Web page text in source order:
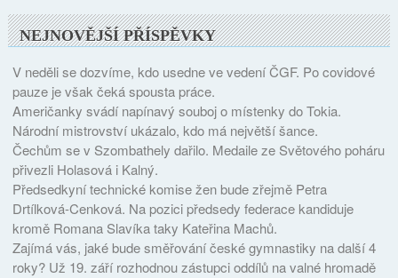
NEJNOVĚJŠÍ PŘÍSPĚVKY
V neděli se dozvíme, kdo usedne ve vedení ČGF. Po covidové
pauze je však čeká spousta práce.
Američanky svádí napínavý souboj o místenky do Tokia.
Národní mistrovství ukázalo, kdo má největší šance.
Čechům se v Szombathely dařilo. Medaile ze Světového poháru
přivezli Holasová i Kalný.
Předsedkyní technické komise žen bude zřejmě Petra
Drtílková-Cenková. Na pozici předsedy federace kandiduje
kromě Romana Slavíka taky Kateřina Machů.
Zajímá vás, jaké bude směřování české gymnastiky na další 4
roky? Už 19. září rozhodnou zástupci oddílů na valné hromadě